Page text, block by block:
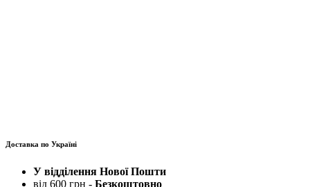
Доставка по Україні
У відділення Нової Пошти
від 600 грн - Безкоштовно